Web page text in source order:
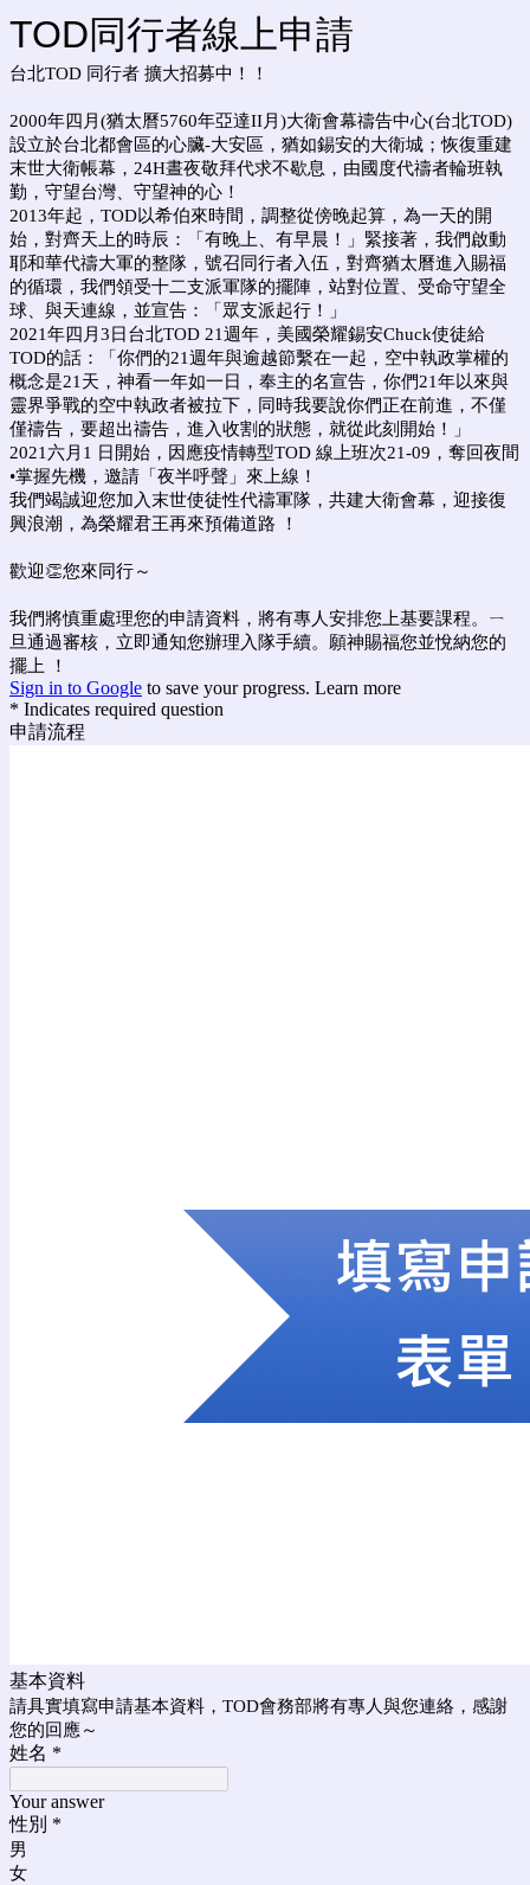
TOD同行者線上申請
台北TOD 同行者 擴大招募中！！
2000年四月(猶太曆5760年亞達II月)大衛會幕禱告中心(台北TOD)
設立於台北都會區的心臟-大安區，猶如錫安的大衛城；恢復重建
末世大衛帳幕，24H晝夜敬拜代求不歇息，由國度代禱者輪班執
勤，守望台灣、守望神的心！
2013年起，TOD以希伯來時間，調整從傍晚起算，為一天的開
始，對齊天上的時辰：「有晚上、有早晨！」緊接著，我們啟動
耶和華代禱大軍的整隊，號召同行者入伍，對齊猶太曆進入賜福
的循環，我們領受十二支派軍隊的擺陣，站對位置、受命守望全
球、與天連線，並宣告：「眾支派起行！」
2021年四月3日台北TOD 21週年，美國榮耀錫安Chuck使徒給
TOD的話：「你們的21週年與逾越節繫在一起，空中執政掌權的
概念是21天，神看一年如一日，奉主的名宣告，你們21年以來與
靈界爭戰的空中執政者被拉下，同時我要說你們正在前進，不僅
僅禱告，要超出禱告，進入收割的狀態，就從此刻開始！」
2021六月1 日開始，因應疫情轉型TOD 線上班次21-09，奪回夜間
•掌握先機，邀請「夜半呼聲」來上線！
我們竭誠迎您加入末世使徒性代禱軍隊，共建大衛會幕，迎接復
興浪潮，為榮耀君王再來預備道路 ！
歡迎👏您來同行～
我們將慎重處理您的申請資料，將有專人安排您上基要課程。ㄧ
旦通過審核，立即通知您辦理入隊手續。願神賜福您並悅納您的
擺上 ！
Sign in to Google to save your progress. Learn more
* Indicates required question
申請流程
基本資料
請具實填寫申請基本資料，TOD會務部將有專人與您連絡，感謝
您的回應～
姓名 *
Your answer
性別 *
男
女